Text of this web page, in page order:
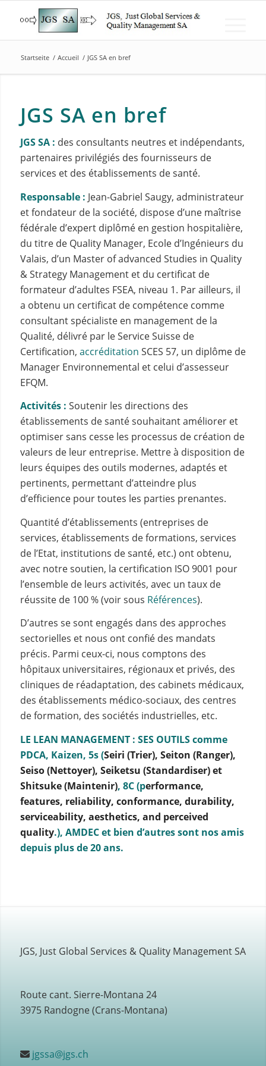
Startseite / Accueil / JGS SA en bref
JGS SA en bref
JGS SA : des consultants neutres et indépendants,
partenaires privilégiés des fournisseurs de
services et des établissements de santé.
Responsable : Jean-Gabriel Saugy, administrateur
et fondateur de la société, dispose d’une maîtrise
fédérale d’expert diplômé en gestion hospitalière,
du titre de Quality Manager, Ecole d’Ingénieurs du
Valais, d’un Master of advanced Studies in Quality
& Strategy Management et du certificat de
formateur d’adultes FSEA, niveau 1. Par ailleurs, il
a obtenu un certificat de compétence comme
consultant spécialiste en management de la
Qualité, délivré par le Service Suisse de
Certification, accréditation SCES 57, un diplôme de
Manager Environnemental et celui d’assesseur
EFQM.
Activités : Soutenir les directions des
établissements de santé souhaitant améliorer et
optimiser sans cesse les processus de création de
valeurs de leur entreprise. Mettre à disposition de
leurs équipes des outils modernes, adaptés et
pertinents, permettant d’atteindre plus
d’efficience pour toutes les parties prenantes.
Quantité d’établissements (entreprises de
services, établissements de formations, services
de l’Etat, institutions de santé, etc.) ont obtenu,
avec notre soutien, la certification ISO 9001 pour
l’ensemble de leurs activités, avec un taux de
réussite de 100 % (voir sous Références).
D’autres se sont engagés dans des approches
sectorielles et nous ont confié des mandats
précis. Parmi ceux-ci, nous comptons des
hôpitaux universitaires, régionaux et privés, des
cliniques de réadaptation, des cabinets médicaux,
des établissements médico-sociaux, des centres
de formation, des sociétés industrielles, etc.
LE LEAN MANAGEMENT : SES OUTILS comme
PDCA, Kaizen, 5s (Seiri (Trier), Seiton (Ranger),
Seiso (Nettoyer), Seiketsu (Standardiser) et
Shitsuke (Maintenir), 8C (performance,
features, reliability, conformance, durability,
serviceability, aesthetics, and perceived
quality.), AMDEC et bien d’autres sont nos amis
depuis plus de 20 ans.
JGS, Just Global Services & Quality Management SA
Route cant. Sierre-Montana 24
3975 Randogne (Crans-Montana)
jgssa@jgs.ch